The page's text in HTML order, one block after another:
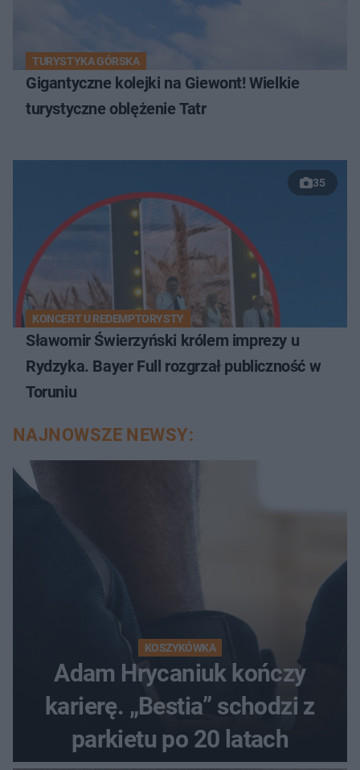
TURYSTYKA GÓRSKA
Gigantyczne kolejki na Giewont! Wielkie
turystyczne oblężenie Tatr
35
KONCERT U REDEMPTORYSTY
Sławomir Świerzyński królem imprezy u
Rydzyka. Bayer Full rozgrzał publiczność w
Toruniu
NAJNOWSZE NEWSY:
KOSZYKÓWKA
Adam Hrycaniuk kończy
karierę. „Bestia” schodzi z
parkietu po 20 latach